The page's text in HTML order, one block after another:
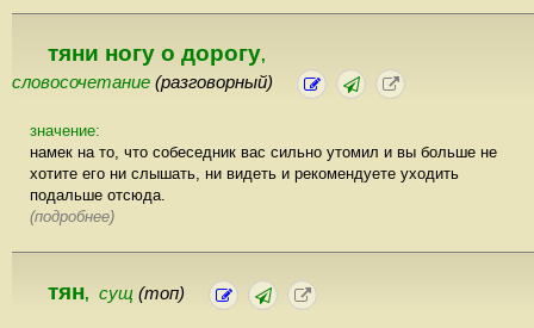
тяни ногу о дорогу,
словосочетание (разговорный)
значение:
намек на то, что собеседник вас сильно утомил и вы больше не
хотите его ни слышать, ни видеть и рекомендуете уходить
подальше отсюда.
(подробнее)
тян, сущ (топ)